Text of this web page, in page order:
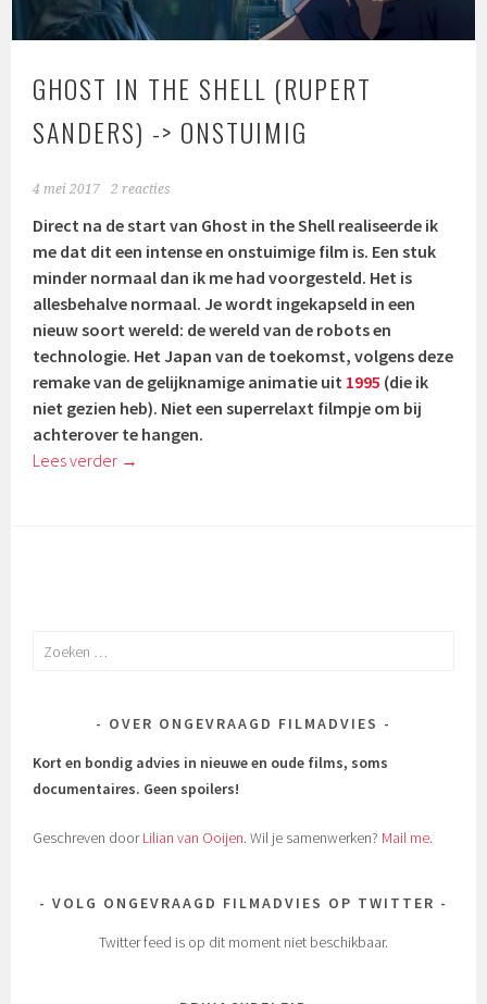
GHOST IN THE SHELL (RUPERT
SANDERS) -> ONSTUIMIG
4 mei 2017 2 reacties
Direct na de start van Ghost in the Shell realiseerde ik
me dat dit een intense en onstuimige film is. Een stuk
minder normaal dan ik me had voorgesteld. Het is
allesbehalve normaal. Je wordt ingekapseld in een
nieuw soort wereld: de wereld van de robots en
technologie. Het Japan van de toekomst, volgens deze
remake van de gelijknamige animatie uit 1995 (die ik
niet gezien heb). Niet een superrelaxt filmpje om bij
achterover te hangen.
Lees verder →
Zoeken
OVER ONGEVRAAGD FILMADVIES
Kort en bondig advies in nieuwe en oude films, soms
documentaires. Geen spoilers!
Geschreven doorLilian van Ooijen. Wil je samenwerken? Mail me.
VOLG ONGEVRAAGD FILMADVIES OP TWITTER
Twitter feed is op dit moment niet beschikbaar.